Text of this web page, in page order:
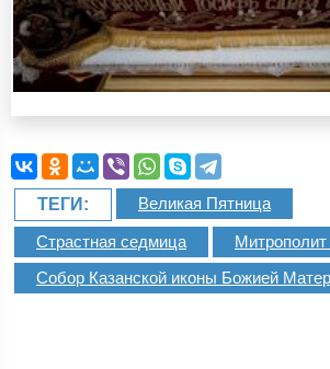
ТЕГИ: Великая Пятница
Страстная седмица
Собор Казанской иконы Божией